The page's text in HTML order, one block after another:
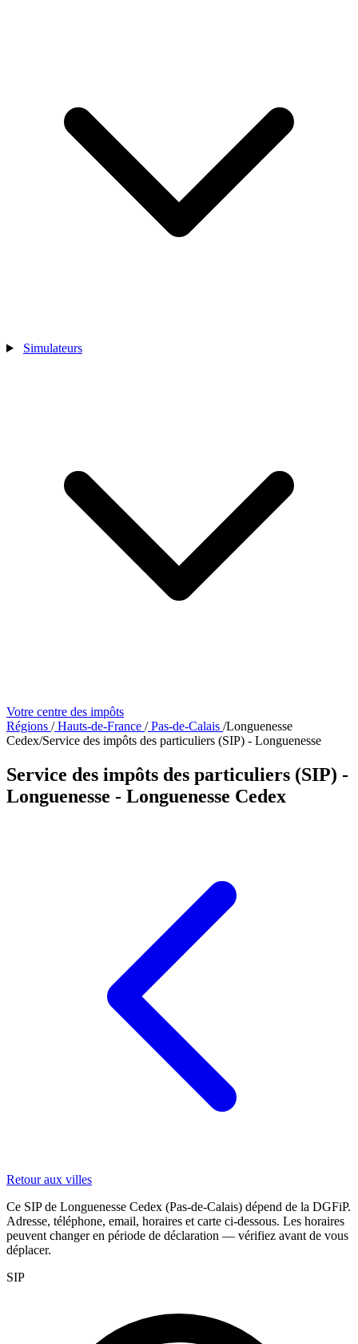
Simulateurs
Votre centre des impôts
Régions /Hauts-de-France /Pas-de-Calais /Longuenesse
Cedex/Service des impôts des particuliers (SIP) - Longuenesse
Service des impôts des particuliers (SIP) -
Longuenesse - Longuenesse Cedex
Retour aux villes
Ce SIP de Longuenesse Cedex (Pas-de-Calais) dépend de la DGFiP.
Adresse, téléphone, email, horaires et carte ci-dessous. Les horaires
peuvent changer en période de déclaration — vérifiez avant de vous
déplacer.
SIP